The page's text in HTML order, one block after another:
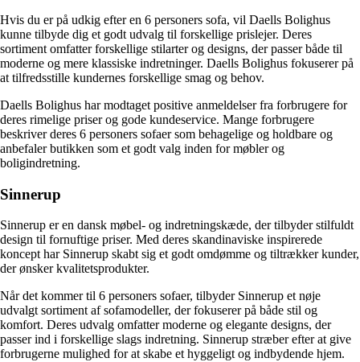
Hvis du er på udkig efter en 6 personers sofa, vil Daells Bolighus
kunne tilbyde dig et godt udvalg til forskellige prislejer. Deres
sortiment omfatter forskellige stilarter og designs, der passer både til
moderne og mere klassiske indretninger. Daells Bolighus fokuserer på
at tilfredsstille kundernes forskellige smag og behov.
Daells Bolighus har modtaget positive anmeldelser fra forbrugere for
deres rimelige priser og gode kundeservice. Mange forbrugere
beskriver deres 6 personers sofaer som behagelige og holdbare og
anbefaler butikken som et godt valg inden for møbler og
boligindretning.
Sinnerup
Sinnerup er en dansk møbel- og indretningskæde, der tilbyder stilfuldt
design til fornuftige priser. Med deres skandinaviske inspirerede
koncept har Sinnerup skabt sig et godt omdømme og tiltrækker kunder,
der ønsker kvalitetsprodukter.
Når det kommer til 6 personers sofaer, tilbyder Sinnerup et nøje
udvalgt sortiment af sofamodeller, der fokuserer på både stil og
komfort. Deres udvalg omfatter moderne og elegante designs, der
passer ind i forskellige slags indretning. Sinnerup stræber efter at give
forbrugerne mulighed for at skabe et hyggeligt og indbydende hjem.